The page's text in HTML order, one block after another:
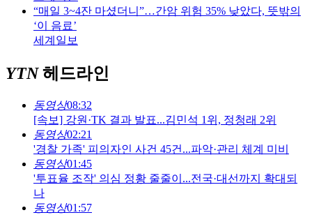
“매일 3~4잔 마셨더니”…간암 위험 35% 낮았다, 뜻밖의
‘이 음료’
세계일보
YTN헤드라인
동영상08:32
[속보] 강원·TK 결과 발표...김민석 1위, 정청래 2위
동영상02:21
'경찰 가족' 피의자인 사건 45건...파악·관리 체계 미비
동영상01:45
'투표율 조작' 의심 정황 줄줄이...전국·대선까지 확대되
나
동영상01:57